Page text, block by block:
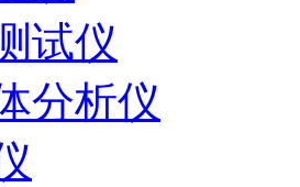
试仪
分析仪